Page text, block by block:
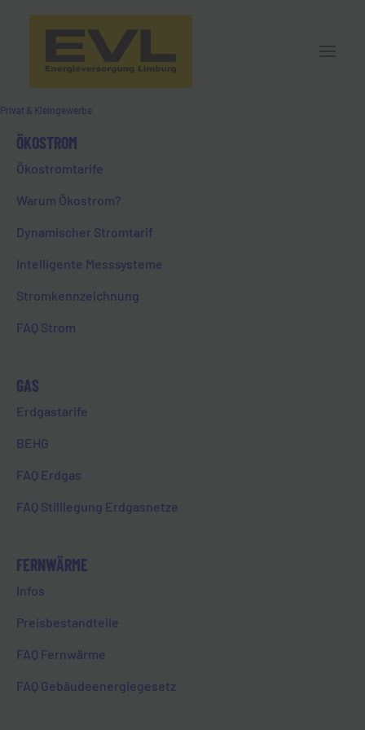
Privat & Kleingewerbe
ÖKOSTROM
Ökostromtarife
Warum Ökostrom?
Dynamischer Stromtarif
Intelligente Messsysteme
Stromkennzeichnung
FAQ Strom
GAS
Erdgastarife
BEHG
FAQ Erdgas
FAQ Stilllegung Erdgasnetze
FERNWÄRME
Infos
Preisbestandteile
FAQ Fernwärme
FAQ Gebäudeenergiegesetz
PREISRECHNER ERDGAS